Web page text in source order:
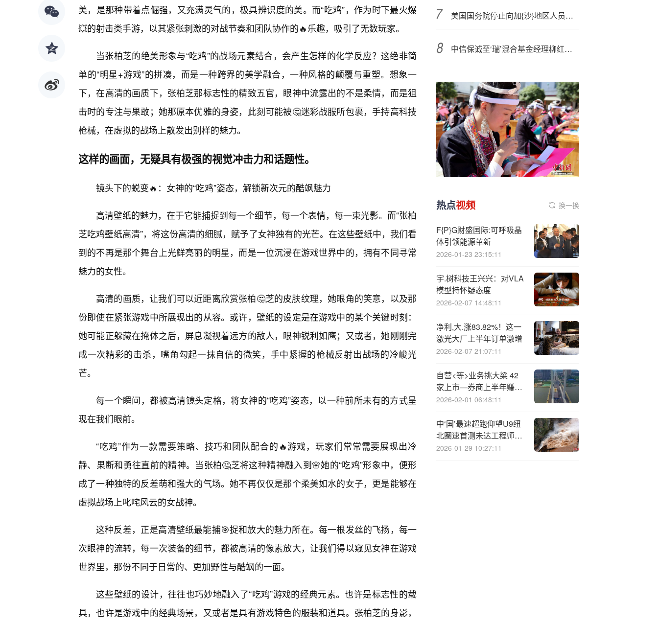
美，是那种带着点倔强，又充满灵气的，极具辨识度的美。而“吃鸡”，作为时下最火爆
💥的射击类手游，以其紧张刺激的对战节奏和团队协作的🔥乐趣，吸引了无数玩家。
当张柏芝的绝美形象与“吃鸡”的战场元素结合，会产生怎样的化学反应？这绝非简
单的“明星+游戏”的拼凑，而是一种跨界的美学融合，一种风格的颠覆与重塑。想象一
下，在高清的画质下，张柏芝那标志性的精致五官，眼神中流露出的不是柔情，而是狙
击时的专注与果敢；她那原本优雅的身姿，此刻可能被🤔迷彩战服所包裹，手持高科技
枪械，在虚拟的战场上散发出别样的魅力。
这样的画面，无疑具有极强的视觉冲击力和话题性。
镜头下的蜕变🔥：女神的“吃鸡”姿态，解锁新次元的酷飒魅力
高清壁纸的魅力，在于它能捕捉到每一个细节，每一个表情，每一束光影。而“张柏
芝吃鸡壁纸高清”，将这份高清的细腻，赋予了女神独有的光芒。在这些壁纸中，我们看
到的不再是那个舞台上光鲜亮丽的明星，而是一位沉浸在游戏世界中的，拥有不同寻常
魅力的女性。
高清的画质，让我们可以近距离欣赏张柏🤔芝的皮肤纹理，她眼角的笑意，以及那
份即使在紧张游戏中所展现出的从容。或许，壁纸的设定是在游戏中的某个关键时刻：
她可能正躲藏在掩体之后，屏息凝视着远方的敌人，眼神锐利如鹰；又或者，她刚刚完
成一次精彩的击杀，嘴角勾起一抹自信的微笑，手中紧握的枪械反射出战场的冷峻光
芒。
每一个瞬间，都被高清镜头定格，将女神的“吃鸡”姿态，以一种前所未有的方式呈
现在我们眼前。
“吃鸡”作为一款需要策略、技巧和团队配合的🔥游戏，玩家们常常需要展现出冷
静、果断和勇往直前的精神。当张柏🤔芝将这种精神融入到🌸她的“吃鸡”形象中，便形
成了一种独特的反差萌和强大的气场。她不再仅仅是那个柔美如水的女子，更是能够在
虚拟战场上叱咤风云的女战神。
这种反差，正是高清壁纸最能捕🎯捉和放大的魅力所在。每一根发丝的飞扬，每一
次眼神的流转，每一次装备的细节，都被高清的像素放大，让我们得以窥见女神在游戏
世界里，那份不同于日常的、更加野性与酷飒的一面。
这些壁纸的设计，往往也巧妙地融入了“吃鸡”游戏的经典元素。也许是标志性的载
具，也许是游戏中的经典场景，又或者是具有游戏特色的服装和道具。张柏芝的身影，
美国国务院停止向加{沙}地区人员发放‘医’疗人道主义签证
中信保诚至‘瑞’混合基金经理柳红亮离任
热点视频 换一换
F{P}G财盛国际:可呼吸晶
体引领能源革新
2026-01-23 23:15:11
宇.树科技王兴兴：对VLA
模型持怀疑态度
2026-02-07 14:48:11
净利,大.涨83.82%！这一
激光大厂上半年订单激增
2026-02-07 21:07:11
自营<等>业务挑大梁 42
家上市—券商上半年赚千
亿
2026-02-01 06:48:11
中‘国’最速超跑仰望U9纽
北圈速首测未达工程师目
标 成绩正进行上榜认证流
2026-01-29 10:27:11